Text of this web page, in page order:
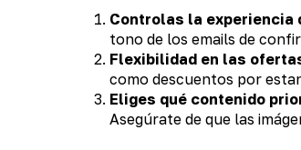
Controlas la experiencia
tono de los emails de
Flexibilidad en las
como descuentos por
Eliges qué contenido
Asegúrate de que las